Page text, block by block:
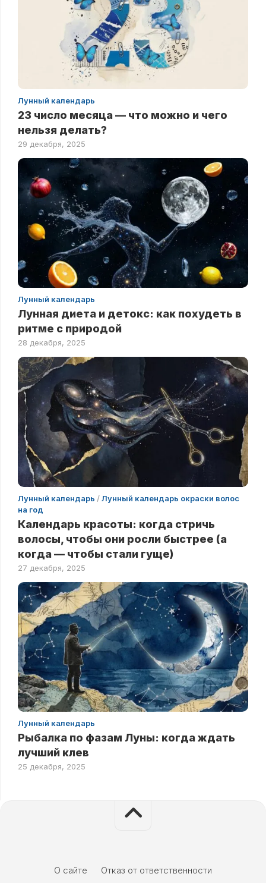
Лунный календарь
23 число месяца — что можно и чего
нельзя делать?
29 декабря, 2025
Лунный календарь
Лунная диета и детокс: как похудеть в
ритме с природой
28 декабря, 2025
Лунный календарь /Лунный календарь окраски волос
на год
Календарь красоты: когда стричь
волосы, чтобы они росли быстрее (а
когда — чтобы стали гуще)
27 декабря, 2025
Лунный календарь
Рыбалка по фазам Луны: когда ждать
лучший клев
25 декабря, 2025
О сайте Отказ от ответственности